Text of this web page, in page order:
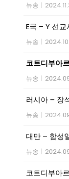
뉴송 |
E국 – Y 선교
뉴송 |
코트디부아
뉴송 |
러시아 – 장
뉴송 |
대만 – 함성
뉴송 |
코트디부아